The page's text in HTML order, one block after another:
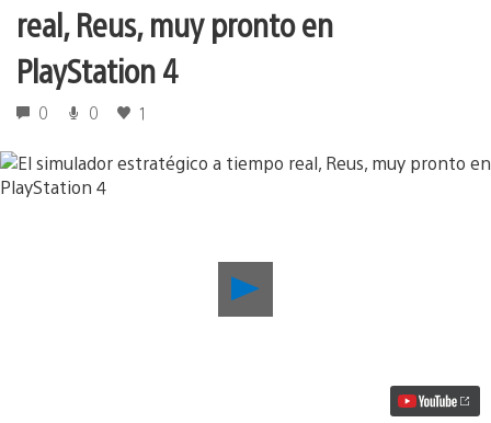
real, Reus, muy pronto en
PlayStation 4
0 0 1
simulador